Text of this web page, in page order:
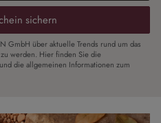
sichern
GmbH über aktuelle Trends rund um das
werden. Hier finden Sie die
die allgemeinen Informationen zum